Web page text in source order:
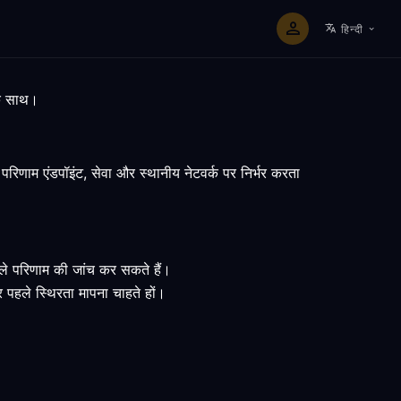
हिन्दी
साथ।
एंडपॉइंट, सेवा और स्थानीय नेटवर्क पर निर्भर करता
परिणाम की जांच कर सकते हैं।
स्थिरता मापना चाहते हों।